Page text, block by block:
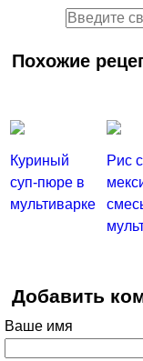
Похожие
Куриный
суп-пюре в
мультиварке
Рис с
Добавить
Ваше имя